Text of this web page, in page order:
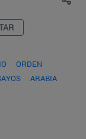
ORDEN
ARABIA